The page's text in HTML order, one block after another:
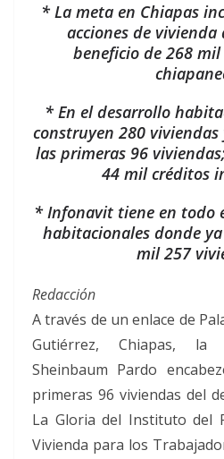
* La meta en Chiapas
acciones de vivienda
beneficio de 268
* En el desarrollo
construyen 280
las primeras 96
44 mil créditos
* Infonavit tiene en todo
habitacionales donde
mil 257
Redacción
A través de un enlace de
Gutiérrez, Chiapas, la
Sheinbaum Pardo
primeras 96 viviendas del
La Gloria del Instituto del
Vivienda para los